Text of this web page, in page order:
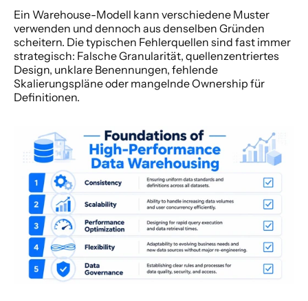
Ein Warehouse-Modell kann verschiedene Muster
verwenden und dennoch aus denselben Gründen
scheitern. Die typischen Fehlerquellen sind fast immer
strategisch: Falsche Granularität, quellenzentriertes
Design, unklare Benennungen, fehlende
Skalierungspläne oder mangelnde Ownership für
Definitionen.